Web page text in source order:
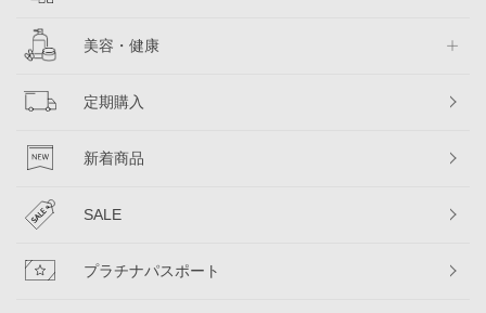
美容・健康
定期購入
新着商品
SALE
プラチナパスポート